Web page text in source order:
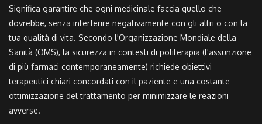
Significa garantire che ogni medicinale faccia quello che
dovrebbe, senza interferire negativamente con gli altri o con la
tua qualità di vita. Secondo l'Organizzazione Mondiale della
Sanità (OMS), la sicurezza in contesti di politerapia (l'assunzione
di più farmaci contemporaneamente) richiede obiettivi
terapeutici chiari concordati con il paziente e una costante
ottimizzazione del trattamento per minimizzare le reazioni
avverse.